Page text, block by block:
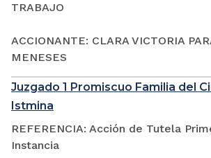
TRABAJO
ACCIONANTE: CLARA VICTORIA
MENESES
Juzgado 1 Promiscuo Familia del
Istmina
REFERENCIA: Acción de Tutela
Instancia